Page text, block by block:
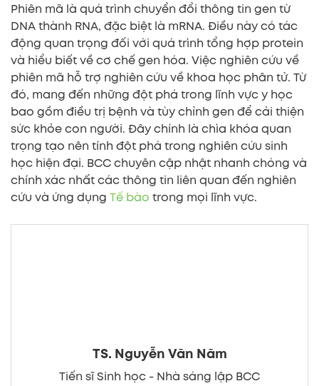
Phiên mã là quá trình chuyển đổi thông tin gen từ
DNA thành RNA, đặc biệt là mRNA. Điều này có tác
động quan trọng đối với quá trình tổng hợp protein
và hiểu biết về cơ chế gen hóa. Việc nghiên cứu về
phiên mã hỗ trợ nghiên cứu về khoa học phân tử. Từ
đó, mang đến những đột phá trong lĩnh vực y học
bao gồm điều trị bệnh và tùy chỉnh gen để cải thiện
sức khỏe con người. Đây chính là chìa khóa quan
trọng tạo nên tính đột phá trong nghiên cứu sinh
học hiện đại. BCC chuyên cập nhật nhanh chóng và
chính xác nhất các thông tin liên quan đến nghiên
cứu và ứng dụng Tế bào trong mọi lĩnh vực.
TS. Nguyễn Văn Năm
Tiến sĩ Sinh học - Nhà sáng lập BCC